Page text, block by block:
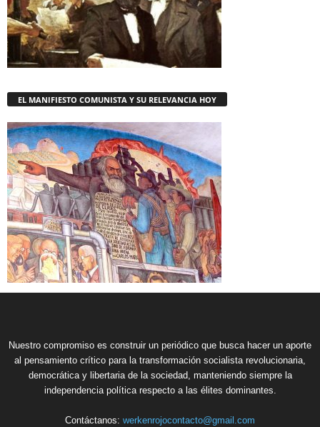
EL MANIFIESTO COMUNISTA Y SU RELEVANCIA HOY
Nuestro compromiso es construir un periódico que busca hacer un aporte
al pensamiento crítico para la transformación socialista revolucionaria,
democrática y libertaria de la sociedad, manteniendo siempre la
independencia política respecto a las élites dominantes.
Contáctanos: werkenrojocontacto@gmail.com